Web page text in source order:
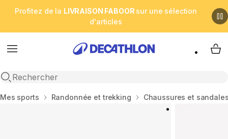
Profitez de la LIVRAISON FABOOR sur une sélection
d'articles
Menu
Open search
My
Accueil
Mes sports Randonnée et trekking Chaussures et